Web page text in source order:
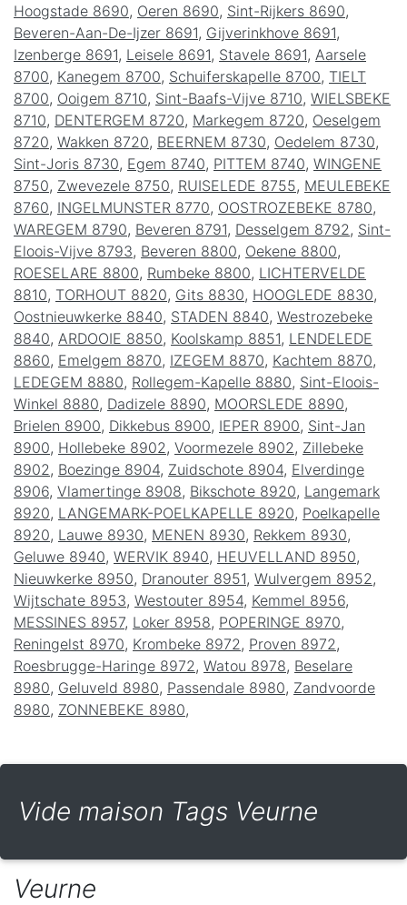
Hoogstade 8690, Oeren 8690, Sint-Rijkers 8690,
Beveren-Aan-De-Ijzer 8691, Gijverinkhove 8691,
Izenberge 8691, Leisele 8691, Stavele 8691, Aarsele
8700, Kanegem 8700, Schuiferskapelle 8700, TIELT
8700, Ooigem 8710, Sint-Baafs-Vijve 8710, WIELSBEKE
8710, DENTERGEM 8720, Markegem 8720, Oeselgem
8720, Wakken 8720, BEERNEM 8730, Oedelem 8730,
Sint-Joris 8730, Egem 8740, PITTEM 8740, WINGENE
8750, Zwevezele 8750, RUISELEDE 8755, MEULEBEKE
8760, INGELMUNSTER 8770, OOSTROZEBEKE 8780,
WAREGEM 8790, Beveren 8791, Desselgem 8792 , Sint-
Eloois-Vijve 8793, Beveren 8800, Oekene 8800,
ROESELARE 8800, Rumbeke 8800, LICHTERVELDE
8810, TORHOUT 8820, Gits 8830, HOOGLEDE 8830,
Oostnieuwkerke 8840, STADEN 8840, Westrozebeke
8840, ARDOOIE 8850, Koolskamp 8851, LENDELEDE
8860, Emelgem 8870, IZEGEM 8870, Kachtem 8870,
LEDEGEM 8880, Rollegem-Kapelle 8880, Sint-Eloois-
Winkel 8880, Dadizele 8890, MOORSLEDE 8890,
Brielen 8900, Dikkebus 8900, IEPER 8900, Sint-Jan
8900, Hollebeke 8902 , Voormezele 8902 , Zillebeke
8902 , Boezinge 8904, Zuidschote 8904, Elverdinge
8906, Vlamertinge 8908, Bikschote 8920, Langemark
8920, LANGEMARK-POELKAPELLE 8920, Poelkapelle
8920, Lauwe 8930, MENEN 8930, Rekkem 8930,
Geluwe 8940, WERVIK 8940, HEUVELLAND 8950,
Nieuwkerke 8950, Dranouter 8951, Wulvergem 8952 ,
Wijtschate 8953, Westouter 8954, Kemmel 8956,
MESSINES 8957, Loker 8958, POPERINGE 8970,
Reningelst 8970, Krombeke 8972 , Proven 8972 ,
Roesbrugge-Haringe 8972 , Watou 8978, Beselare
8980, Geluveld 8980, Passendale 8980, Zandvoorde
8980, ZONNEBEKE 8980,
Vide maison Tags Veurne
Veurne